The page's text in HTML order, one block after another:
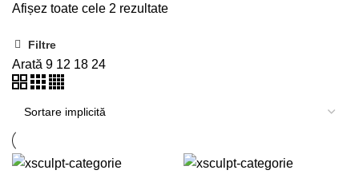
Afișez toate cele 2 rezultate
Filtre
Arată 9 12 18 24